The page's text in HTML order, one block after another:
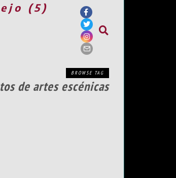
(5)
BROWSE TAG
de artes escénicas